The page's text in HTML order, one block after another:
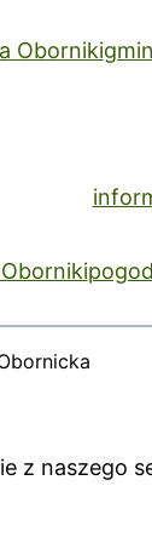
Oborniki
z